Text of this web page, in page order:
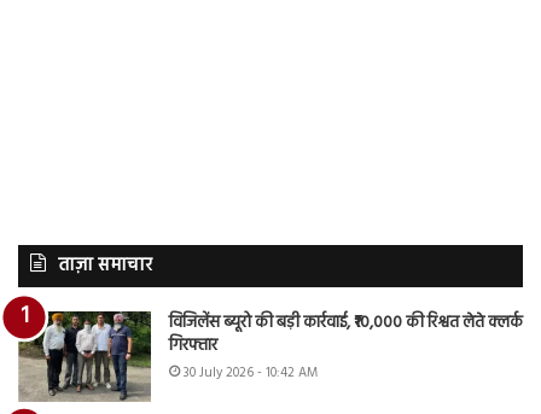
ताज़ा समाचार
विजिलेंस ब्यूरो की बड़ी कार्रवाई, ₹10,000 की रिश्वत लेते क्लर्क
गिरफ्तार
30 July 2026 - 10:42 AM